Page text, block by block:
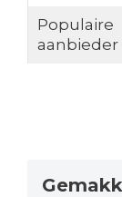
Populaire
aanbieder